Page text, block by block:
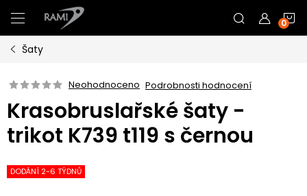
na
obsah
Šaty
Neohodnoceno Podrobnosti hodnocení
Krasobruslařské šaty -
trikot K739 t119 s černou
DODÁNÍ 2-6 TÝDNŮ